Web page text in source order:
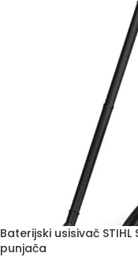
Baterijski usisivač STIHL
punjača